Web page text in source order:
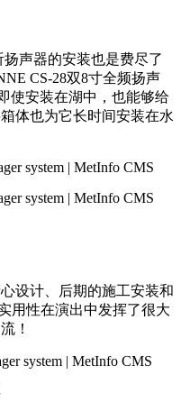
声器的安装也是费尽了
CS-28双8寸全频扬声
使安装在湖中，也能够给
体也为它长时间安装在水
设计、后期的施工安装和
用性在演出中发挥了很大
！